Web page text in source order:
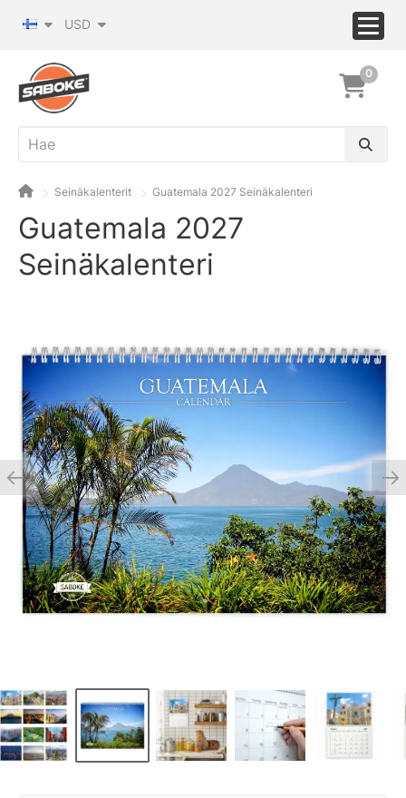
USD
0
Seinäkalenterit Guatemala 2027 Seinäkalenteri
Guatemala 2027
Seinäkalenteri